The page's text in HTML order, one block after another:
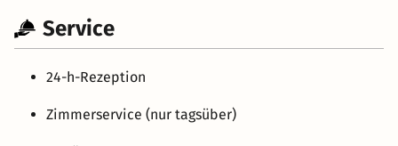
Service
24-h-Rezeption
Zimmerservice (nur tagsüber)